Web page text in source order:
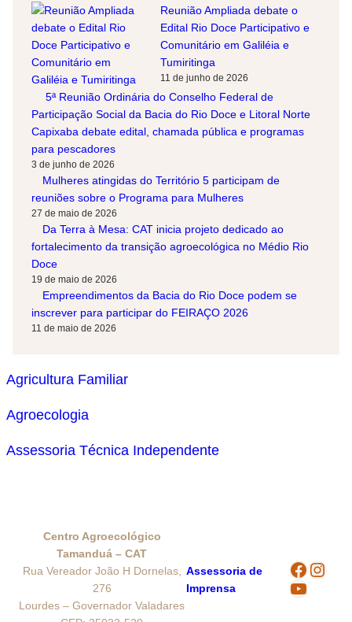
Reunião Ampliada debate o
Edital Rio Doce Participativo e
Comunitário em Galiléia e
Tumiritinga
11 de junho de 2026
5ª Reunião Ordinária do Conselho Federal de
Participação Social da Bacia do Rio Doce e Litoral Norte
Capixaba debate edital, chamada pública e programas
para pescadores
3 de junho de 2026
Mulheres atingidas do Território 5 participam de
reuniões sobre o Programa para Mulheres
27 de maio de 2026
Da Terra à Mesa: CAT inicia projeto dedicado ao
fortalecimento da transição agroecológica no Médio Rio
Doce
19 de maio de 2026
Empreendimentos da Bacia do Rio Doce podem se
inscrever para participar do FEIRAÇO 2026
11 de maio de 2026
Agricultura Familiar
Agroecologia
Assessoria Técnica Independente
Centro Agroecológico
Tamanduá – CAT
Rua Vereador João H Dornelas,
276
Lourdes – Governador Valadares
Assessoria de
Imprensa